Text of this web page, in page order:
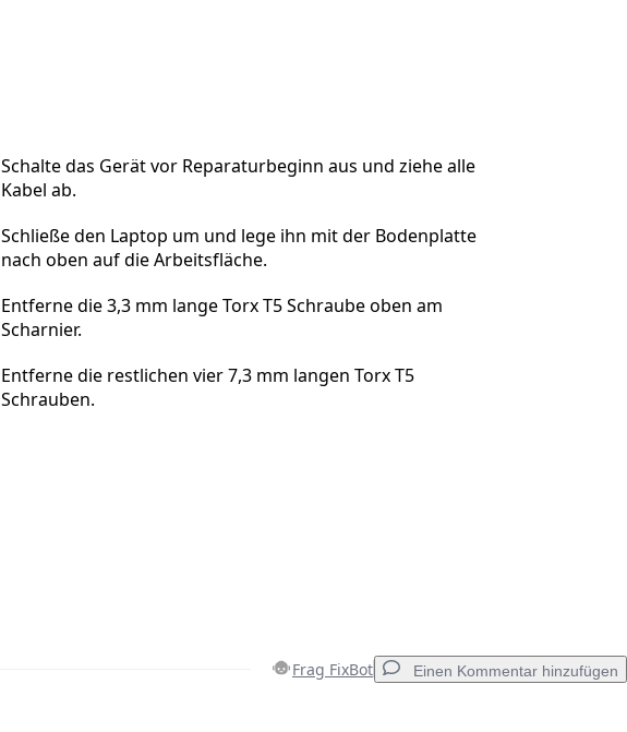
Schalte das Gerät vor Reparaturbeginn aus und ziehe alle
Kabel ab.
Schließe den Laptop um und lege ihn mit der Bodenplatte
nach oben auf die Arbeitsfläche.
Entferne die 3,3 mm lange Torx T5 Schraube oben am
Scharnier.
Entferne die restlichen vier 7,3 mm langen Torx T5
Schrauben.
Frag FixBot Einen Kommentar hinzufügen